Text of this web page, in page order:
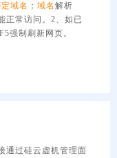
域名 ； 域名 解析
正常访问。2、如已
强制刷新网页。
通过硅云虚机管理面